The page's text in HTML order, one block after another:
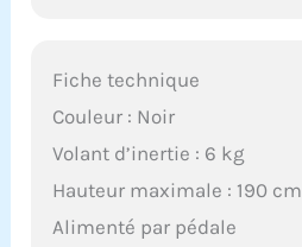
Fiche technique
Couleur : Noir
Volant d’inertie : 6 kg
Hauteur maximale : 190 cm
Alimenté par pédale